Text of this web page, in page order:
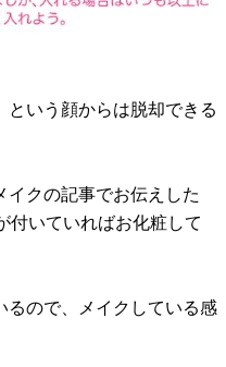
という顔からは脱却できる
イクの記事でお伝えした
付いていればお化粧して
るので、メイクしている感